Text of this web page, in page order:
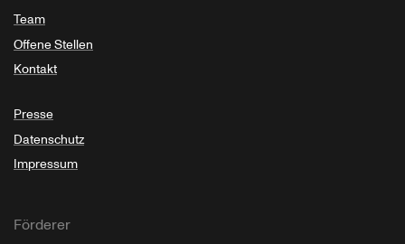
Team
Offene Stellen
Kontakt
Presse
Datenschutz
Impressum
Förderer